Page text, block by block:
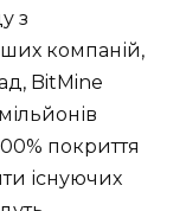
з
компаній,
BitMine
покриття
існуючих